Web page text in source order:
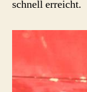
schnell erreicht.